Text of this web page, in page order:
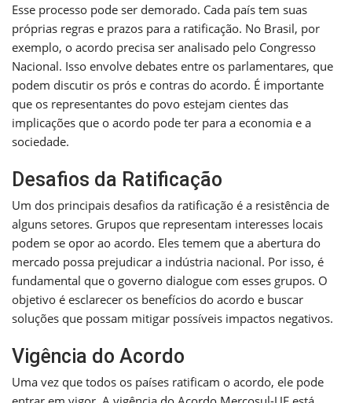
Esse processo pode ser demorado. Cada país tem suas
próprias regras e prazos para a ratificação. No Brasil, por
exemplo, o acordo precisa ser analisado pelo Congresso
Nacional. Isso envolve debates entre os parlamentares, que
podem discutir os prós e contras do acordo. É importante
que os representantes do povo estejam cientes das
implicações que o acordo pode ter para a economia e a
sociedade.
Desafios da Ratificação
Um dos principais desafios da ratificação é a resistência de
alguns setores. Grupos que representam interesses locais
podem se opor ao acordo. Eles temem que a abertura do
mercado possa prejudicar a indústria nacional. Por isso, é
fundamental que o governo dialogue com esses grupos. O
objetivo é esclarecer os benefícios do acordo e buscar
soluções que possam mitigar possíveis impactos negativos.
Vigência do Acordo
Uma vez que todos os países ratificam o acordo, ele pode